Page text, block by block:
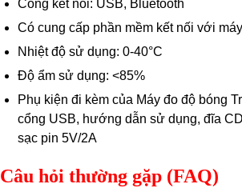
Cổng kết nối: USB, Bluetooth
Có cung cấp phần mềm kết nối với
Nhiệt độ sử dụng: 0-40°C
Độ ẩm sử dụng: <85%
Phụ kiện đi kèm của Máy đo độ bóng
cổng USB, hướng dẫn sử dụng, đĩa
sạc pin 5V/2A
Câu hỏi thường gặp (FAQ)